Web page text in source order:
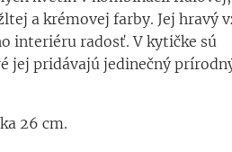
a krémovej farby. Jej hravý
interiéru radosť. V kytičke sú
jej pridávajú jedinečný
26 cm.